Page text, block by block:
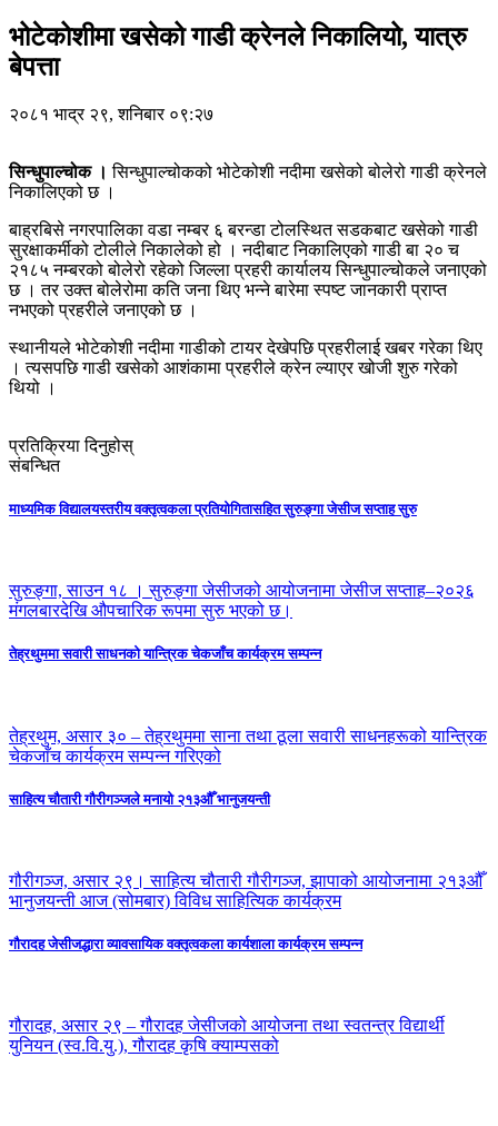
भोटेकोशीमा खसेको गाडी क्रेनले निकालियो, यात्रु
बेपत्ता
२०८१ भाद्र २९, शनिबार ०९:२७
सिन्धुपाल्चोक । सिन्धुपाल्चोकको भोटेकोशी नदीमा खसेको बोलेरो गाडी क्रेनले
निकालिएको छ ।
बाह्रबिसे नगरपालिका वडा नम्बर ६ बरन्डा टोलस्थित सडकबाट खसेको गाडी
सुरक्षाकर्मीको टोलीले निकालेको हो । नदीबाट निकालिएको गाडी बा २० च
२१८५ नम्बरको बोलेरो रहेको जिल्ला प्रहरी कार्यालय सिन्धुपाल्चोकले जनाएको
छ । तर उक्त बोलेरोमा कति जना थिए भन्ने बारेमा स्पष्ट जानकारी प्राप्त
नभएको प्रहरीले जनाएको छ ।
स्थानीयले भोटेकोशी नदीमा गाडीको टायर देखेपछि प्रहरीलाई खबर गरेका थिए
। त्यसपछि गाडी खसेको आशंकामा प्रहरीले क्रेन ल्याएर खोजी शुरु गरेको
थियो ।
प्रतिक्रिया दिनुहोस्
संबन्धित
माध्यमिक विद्यालयस्तरीय वक्तृत्वकला प्रतियोगितासहित सुरुङ्गा जेसीज सप्ताह सुरु
सुरुङ्गा, साउन १८ । सुरुङ्गा जेसीजको आयोजनामा जेसीज सप्ताह–२०२६
मंगलबारदेखि औपचारिक रूपमा सुरु भएको छ।
तेह्रथुममा सवारी साधनको यान्त्रिक चेकजाँच कार्यक्रम सम्पन्न
तेह्रथुम, असार ३० – तेह्रथुममा साना तथा ठूला सवारी साधनहरूको यान्त्रिक
चेकजाँच कार्यक्रम सम्पन्न गरिएको
साहित्य चौतारी गौरीगञ्जले मनायो २१३औँ भानुजयन्ती
गौरीगञ्ज, असार २९। साहित्य चौतारी गौरीगञ्ज, झापाको आयोजनामा २१३औँ
भानुजयन्ती आज (सोमबार) विविध साहित्यिक कार्यक्रम
गौरादह जेसीजद्धारा व्यावसायिक वक्तृत्वकला कार्यशाला कार्यक्रम सम्पन्न
गौरादह, असार २९ – गौरादह जेसीजको आयोजना तथा स्वतन्त्र विद्यार्थी
युनियन (स्व.वि.यु.), गौरादह कृषि क्याम्पसको